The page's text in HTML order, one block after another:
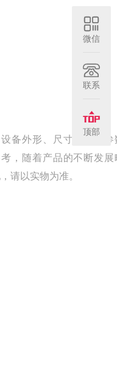
备外形、尺寸、技术参
，随着产品的不断发展
请以实物为准。
微信
联系
顶部